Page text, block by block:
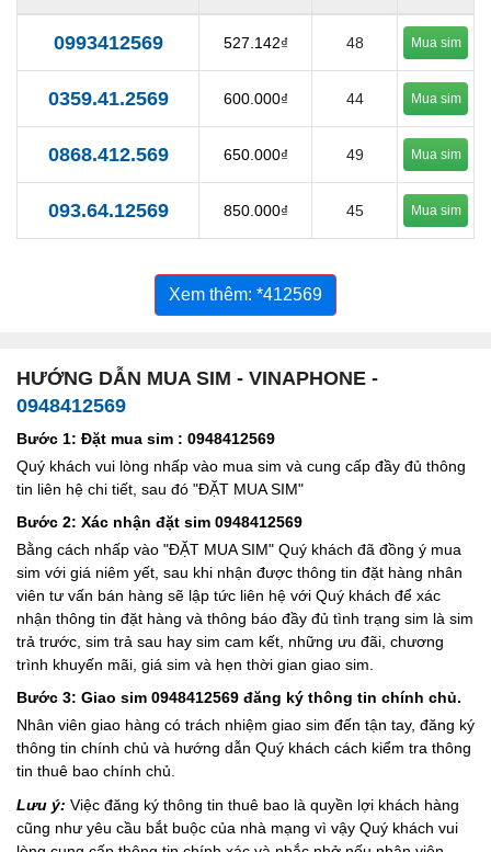
0993412569 527.142₫ 48 Mua sim
0359.41.2569 600.000₫ 44 Mua sim
0868.412.569 650.000₫ 49 Mua sim
093.64.12569 850.000₫ 45 Mua sim
Xem thêm: *412569
HƯỚNG DẪN MUA SIM - VINAPHONE -
0948412569
Bước 1: Đặt mua sim : 0948412569
Quý khách vui lòng nhấp vào mua sim và cung cấp đầy đủ thông
tin liên hệ chi tiết, sau đó "ĐẶT MUA SIM"
Bước 2: Xác nhận đặt sim 0948412569
Bằng cách nhấp vào "ĐẶT MUA SIM" Quý khách đã đồng ý mua
sim với giá niêm yết, sau khi nhận được thông tin đặt hàng nhân
viên tư vấn bán hàng sẽ lập tức liên hệ với Quý khách để xác
nhận thông tin đặt hàng và thông báo đầy đủ tình trạng sim là sim
trả trước, sim trả sau hay sim cam kết, những ưu đãi, chương
trình khuyến mãi, giá sim và hẹn thời gian giao sim.
Bước 3: Giao sim 0948412569 đăng ký thông tin chính chủ.
Nhân viên giao hàng có trách nhiệm giao sim đến tận tay, đăng ký
thông tin chính chủ và hướng dẫn Quý khách cách kiểm tra thông
tin thuê bao chính chủ.
Lưu ý: Việc đăng ký thông tin thuê bao là quyền lợi khách hàng
cũng như yêu cầu bắt buộc của nhà mạng vì vậy Quý khách vui